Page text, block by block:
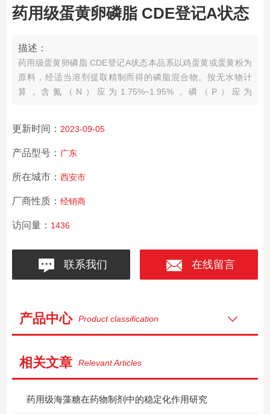
药用级蛋黄卵磷脂 CDE登记A状态
描述：
药用级蛋黄卵磷脂 CDE登记A状态本品系以鸡蛋黄或蛋黄粉为
原料，经适当溶剂提取精制而得的磷脂混合物。按无水物计
算，含氮（N）应为1.75%~1.95%，磷（P）应为
更新时间： 2023-09-05
产品型号： 广东
所在城市： 西安市
厂商性质： 经销商
访问量： 1436
联系我们 在线留言
产品中心 Product classification
相关文章 Relevant Articles
药用级海藻糖在药物制剂中的稳定化作用研究